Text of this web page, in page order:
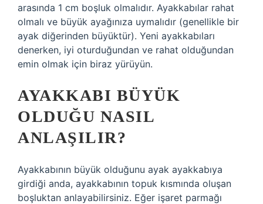
arasında 1 cm boşluk olmalıdır. Ayakkabılar rahat
olmalı ve büyük ayağınıza uymalıdır (genellikle bir
ayak diğerinden büyüktür). Yeni ayakkabıları
denerken, iyi oturduğundan ve rahat olduğundan
emin olmak için biraz yürüyün.
AYAKKABI BÜYÜK
OLDUĞU NASIL
ANLAŞILIR?
Ayakkabının büyük olduğunu ayak ayakkabıya
girdiği anda, ayakkabının topuk kısmında oluşan
boşluktan anlayabilirsiniz. Eğer işaret parmağı